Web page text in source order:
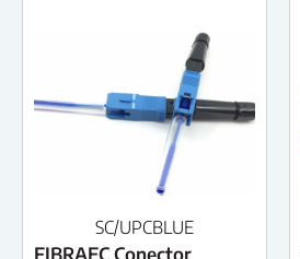
SC/UPCBLUE
FIBRAEC Conector